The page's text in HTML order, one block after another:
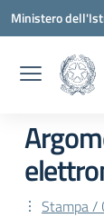
Vai ai contenuti
Vai al menu di
Vai al footer
Ministero
Stampa /